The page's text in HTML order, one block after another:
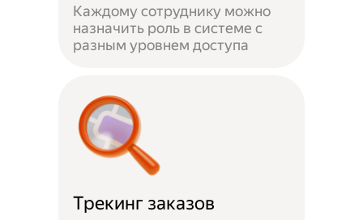
Каждому сотруднику можно
назначить роль в системе с
разным уровнем доступа
Трекинг заказов